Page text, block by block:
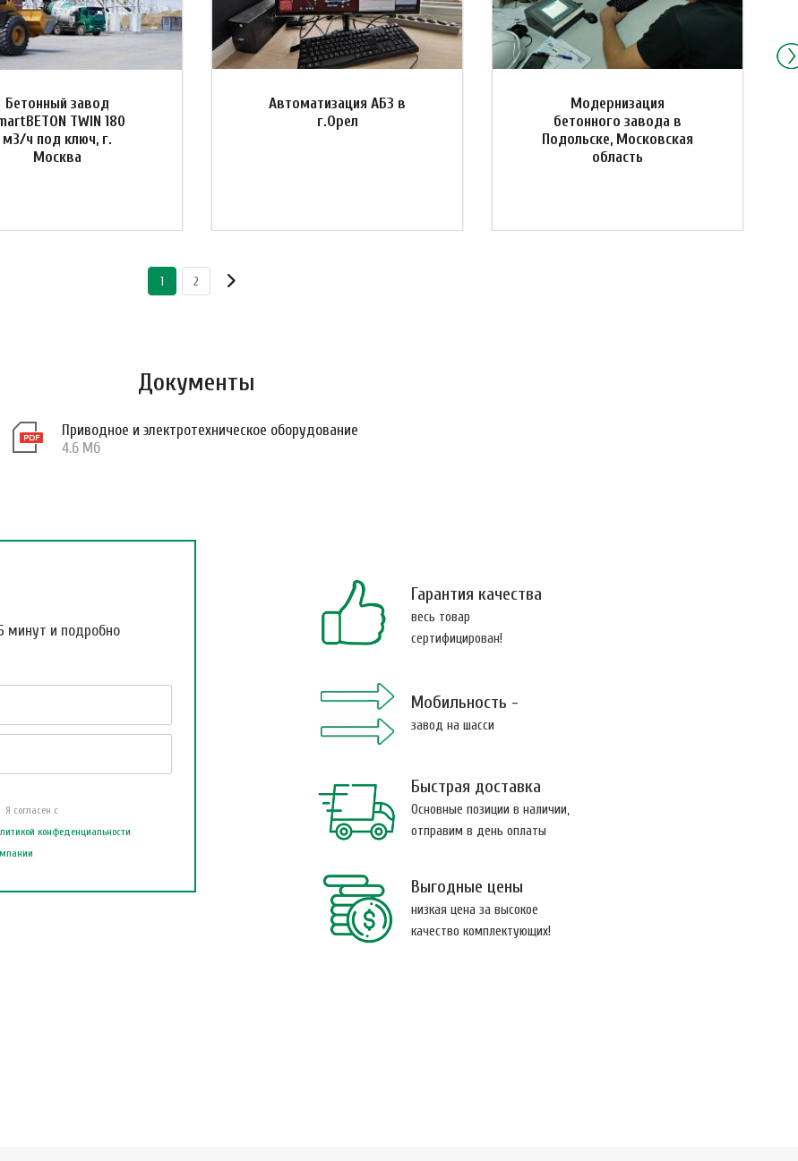
Бетонный завод
TWIN 180
м3/ч под ключ, г.
Москва
Автоматизация АБЗ в
г.Орел
Модернизация
бетонного завода в
Подольске, Московская
область
1 2
Документы
Приводное и электротехническое оборудование
4.6 Мб
минут и подробно
Я согласен с
конфеденциальности
Гарантия качества
весь товар
сертифицирован!
Мобильность -
завод на шасси
Быстрая доставка
Основные позиции в наличии,
отправим в день оплаты
Выгодные цены
низкая цена за высокое
качество комплектующих!